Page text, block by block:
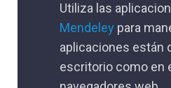
Utiliza las
Mendeley para
aplicaciones están
escritorio como en